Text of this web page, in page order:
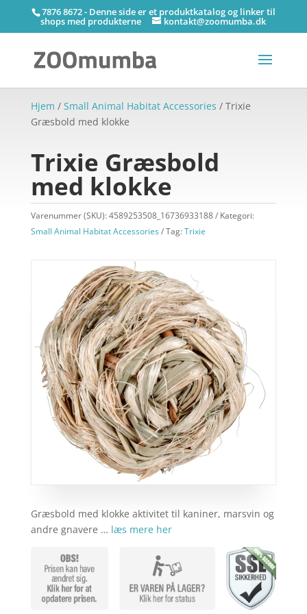
7876 8672 - Denne side er et produktkatalog og linker til
shops med produkterne kontakt@zoomumba.dk
Hjem / Small Animal Habitat Accessories / Trixie
Græsbold med klokke
Trixie Græsbold
med klokke
Varenummer (SKU):4589253508_16736933188
Kategori:
Small Animal Habitat Accessories
Tag:Trixie
Græsbold med klokke aktivitet til kaniner, marsvin og
andre gnavere … læs mere her